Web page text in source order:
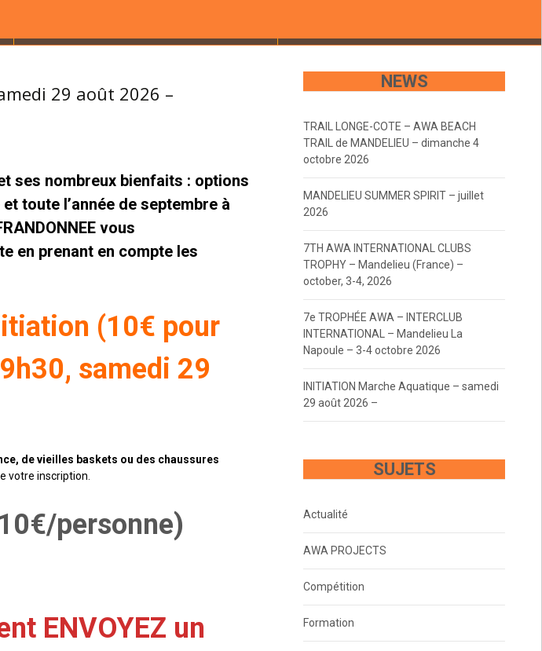
29 août 2026 –
ses nombreux bienfaits : options
toute l’année de septembre à
vous
en prenant en compte les
(10€ pour
9h30, samedi 29
de vieilles baskets ou des chaussures
votre inscription.
personne)
ENVOYEZ un
NEWS
TRAIL LONGE-COTE – AWA BEACH
TRAIL de MANDELIEU – dimanche 4
octobre 2026
MANDELIEU SUMMER SPIRIT – juillet
2026
7TH AWA INTERNATIONAL CLUBS
TROPHY – Mandelieu (France) –
october, 3-4, 2026
7e TROPHÉE AWA – INTERCLUB
INTERNATIONAL – Mandelieu La
Napoule – 3-4 octobre 2026
INITIATION Marche Aquatique – samedi
29 août 2026 –
SUJETS
Actualité
AWA PROJECTS
Compétition
Formation